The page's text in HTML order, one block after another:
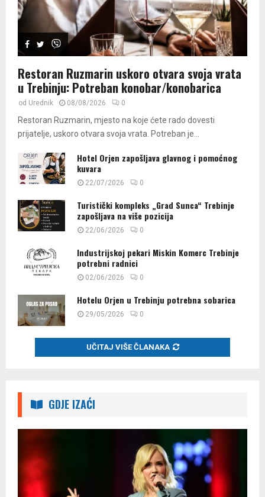
Restoran Ruzmarin uskoro otvara svoja vrata
u Trebinju: Potreban konobar/konobarica
od Urednik 08/08/2026 0
Restoran Ruzmarin, mjesto na koje ćete rado dovesti
prijatelje, uskoro otvara svoja vrata. Potreban je...
Hotel Orjen zapošljava glavnog i pomoćnog
kuvara
22/07/2026 0
Turistički kompleks „Grad Sunca“ Trebinje
zapošljava na više pozicija
22/06/2026 0
Industrijskoj pekari Miskin Komerc Trebinje
potrebni radnici
02/06/2026 0
Hotelu Orjen u Trebinju potrebna sobarica
29/05/2026 0
UČITAJ VIŠE ČLANAKA
GDJE IZAĆI